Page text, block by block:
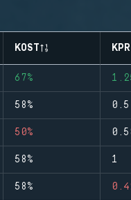
KOST KPR
67%
58% 0.5
50%
58% 1
58%